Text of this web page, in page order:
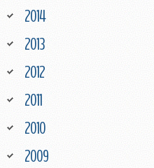
2014
2013
2012
2011
2010
2009